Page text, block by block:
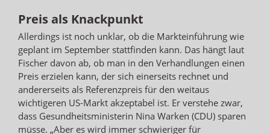
Preis als Knackpunkt
Allerdings ist noch unklar, ob die Markteinführung wie
geplant im September stattfinden kann. Das hängt laut
Fischer davon ab, ob man in den Verhandlungen einen
Preis erzielen kann, der sich einerseits rechnet und
andererseits als Referenzpreis für den weitaus
wichtigeren US-Markt akzeptabel ist. Er verstehe zwar,
dass Gesundheitsministerin Nina Warken (CDU) sparen
müsse. „Aber es wird immer schwieriger für